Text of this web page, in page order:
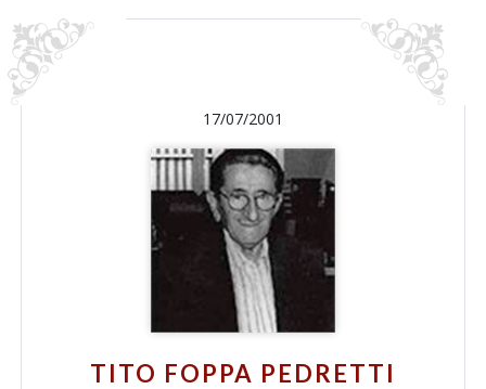
17/07/2001
TITO FOPPA PEDRETTI